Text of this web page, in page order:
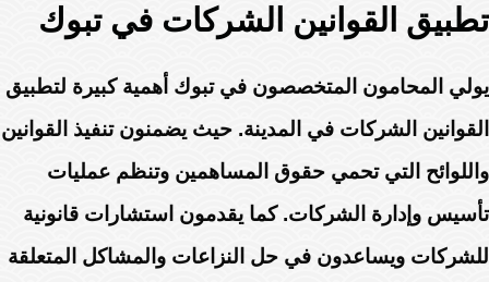
تطبيق القوانين الشركات في تبوك
يولي المحامون المتخصصون في تبوك أهمية كبيرة لتطبيق
القوانين الشركات في المدينة. حيث يضمنون تنفيذ القوانين
واللوائح التي تحمي حقوق المساهمين وتنظم عمليات
تأسيس وإدارة الشركات. كما يقدمون استشارات قانونية
للشركات ويساعدون في حل النزاعات والمشاكل المتعلقة